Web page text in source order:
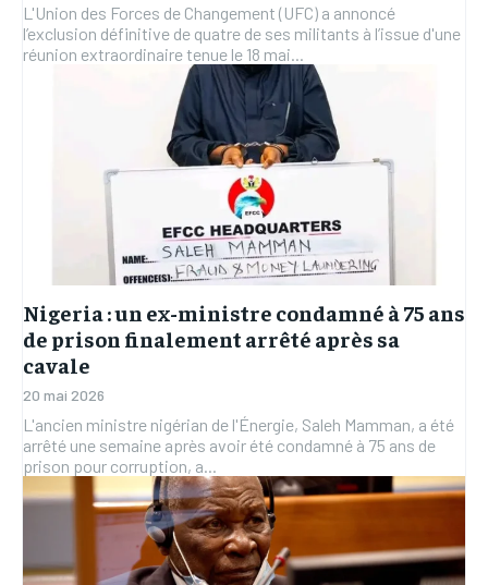
L'Union des Forces de Changement (UFC) a annoncé
l’exclusion définitive de quatre de ses militants à l’issue d'une
réunion extraordinaire tenue le 18 mai...
Nigeria : un ex-ministre condamné à 75 ans
de prison finalement arrêté après sa
cavale
20 mai 2026
L'ancien ministre nigérian de l'Énergie, Saleh Mamman, a été
arrêté une semaine après avoir été condamné à 75 ans de
prison pour corruption, a...